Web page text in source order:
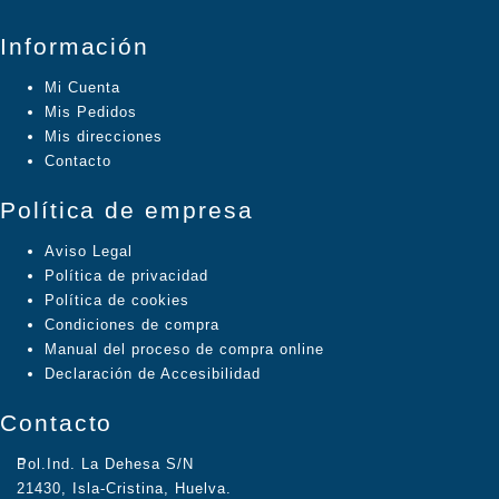
Información
Mi Cuenta
Mis Pedidos
Mis direcciones
Contacto
Política de empresa
Aviso Legal
Política de privacidad
Política de cookies
Condiciones de compra
Manual del proceso de compra online
Declaración de Accesibilidad
Contacto
Pol.Ind. La Dehesa S/N
21430, Isla-Cristina, Huelva.